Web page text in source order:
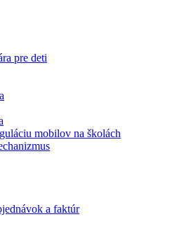
pre deti
mobilov na školách
a faktúr